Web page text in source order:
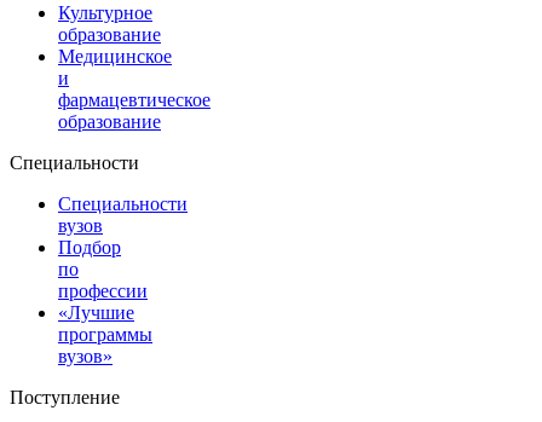
Культурное
образование
Медицинское
и
фармацевтическое
образование
Специальности
Специальности
вузов
Подбор
по
профессии
«Лучшие
программы
вузов»
Поступление